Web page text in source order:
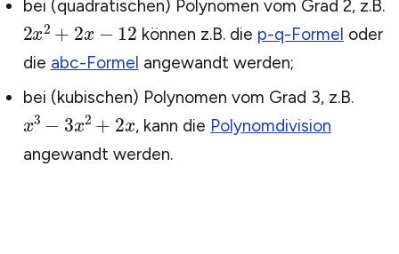
bei (quadratischen) Polynomen vom Grad 2, z.B.
2 2 +2x
können z.B. die p-q-Formel oder
die abc-Formel angewandt werden;
bei (kubischen) Polynomen vom Grad 3, z.B.
3 x +
, kann die Polynomdivision
angewandt werden.